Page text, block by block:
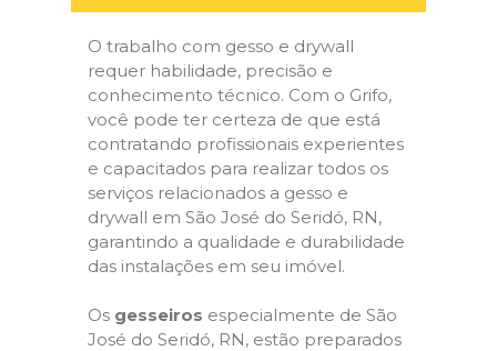
O trabalho com gesso e drywall
requer habilidade, precisão e
conhecimento técnico. Com o Grifo,
você pode ter certeza de que está
contratando profissionais experientes
e capacitados para realizar todos os
serviços relacionados a gesso e
drywall em São José do Seridó, RN,
garantindo a qualidade e durabilidade
das instalações em seu imóvel.
Os gesseiros especialmente de São
José do Seridó, RN, estão preparados